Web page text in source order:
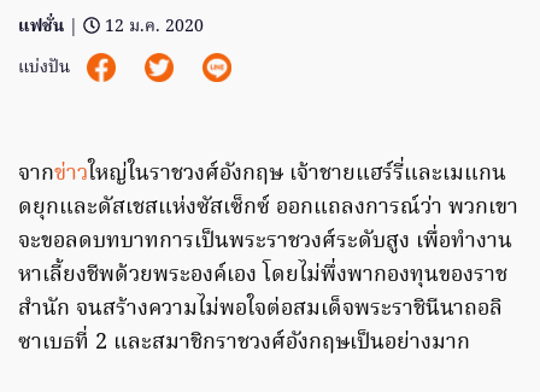
แฟชั่น |
12 ม.ค. 2020
แบ่งปัน
จากข่าวใหญ่ในราชวงศ์อังกฤษ เจ้าชายแฮร์รี่และเมแกน
ดยุกและดัสเชสแห่งซัสเซ็กซ์ ออกแถลงการณ์ว่า พวกเขา
จะขอลดบทบาทการเป็นพระราชวงศ์ระดับสูง เพื่อทำงาน
หาเลี้ยงชีพด้วยพระองค์เอง โดยไม่พึ่งพากองทุนของราช
สำนัก จนสร้างความไม่พอใจต่อสมเด็จพระราชินีนาถอลิ
ซาเบธที่ 2 และสมาชิกราชวงศ์อังกฤษเป็นอย่างมาก